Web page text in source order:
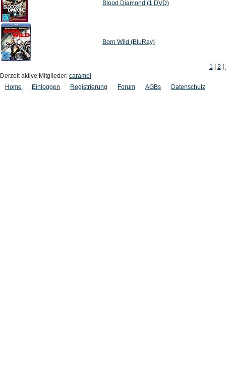
Blood Diamond (1 DVD)
Born Wild (BluRay)
1 2
Derzeit aktive Mitglieder: caramel
Home
Einloggen Registrierung Forum AGBs Datenschutz